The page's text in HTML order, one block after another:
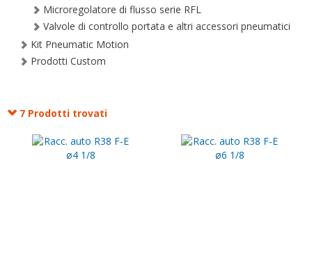
Microregolatore di flusso serie RFL
Valvole di controllo portata e altri accessori pneumatici
Kit Pneumatic Motion
Prodotti Custom
7 Prodotti trovati